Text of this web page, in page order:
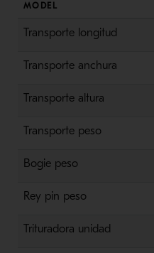
MODEL
Transporte longitud
Transporte anchura
Transporte altura
Transporte peso
Bogie peso
Rey pin peso
Trituradora unidad